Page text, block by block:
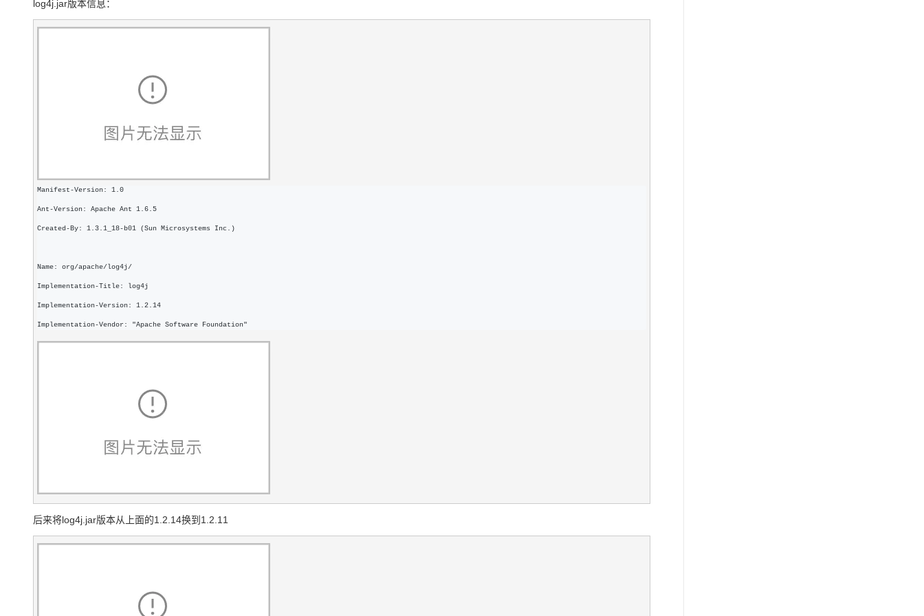
log4j.jar版本信息：
Manifest-Version: 1.0
Ant-Version: Apache Ant 1.6.5
Created-By: 1.3.1_18-b01 (Sun Microsystems Inc.)
Name: org/apache/log4j/
Implementation-Title: log4j
Implementation-Version: 1.2.14
Implementation-Vendor: "Apache Software Foundation"
后来将log4j.jar版本从上面的1.2.14换到1.2.11